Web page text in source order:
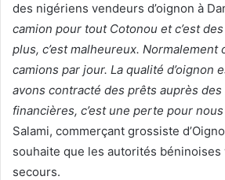
des nigériens vendeurs d’oignon à
camion pour tout Cotonou et c’est
plus, c’est malheureux. Normalement
camions par jour. La qualité d’oignon
avons contracté des prêts auprès
financières, c’est une perte pour nous
Salami, commerçant grossiste
souhaite que les autorités
secours.